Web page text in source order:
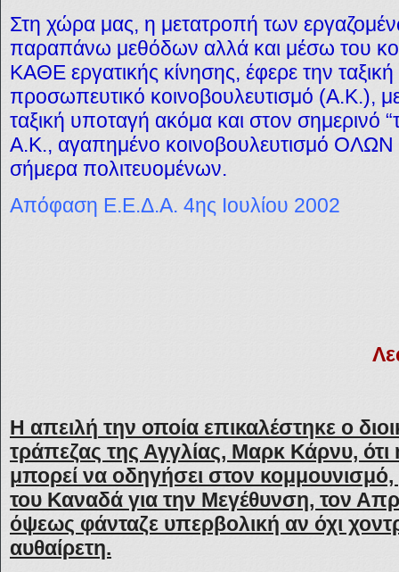
Στη χώρα μας, η μετατροπή των
παραπάνω μεθόδων αλλά και μέσω του
ΚΑΘΕ εργατικής κίνησης, έφερε την
προσωπευτικό κοινοβουλευτισμό (Α.Κ.),
ταξική υποταγή ακόμα και στον σημερινό
Α.Κ., αγαπημένο κοινοβουλευτισμό
σήμερα πολιτευομένων.
Απόφαση Ε.Ε.Δ.Α. 4ης Ιουλίου 2002
Η απειλή την οποία επικαλέστηκε ο
τράπεζας της Αγγλίας, Μαρκ Κάρνυ,
μπορεί να οδηγήσει στον
του Καναδά για την Μεγέθυνση, τον
όψεως φάνταζε υπερβολική αν όχι
αυθαίρετη.